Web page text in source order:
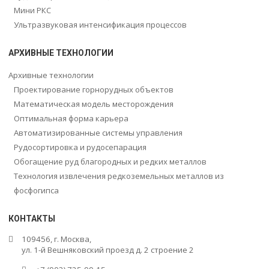
Мини РКС
Ультразвуковая интенсификация процессов
АРХИВНЫЕ ТЕХНОЛОГИИ
Архивные технологии
Проектирование горнорудных объектов
Математическая модель месторождения
Оптимальная форма карьера
Автоматизированные системы управления
Рудосортировка и рудосепарация
Обогащение руд благородных и редких металлов
Технология извлечения редкоземельных металлов из
фосфогипса
КОНТАКТЫ
109456, г. Москва,
ул. 1-й Вешняковский проезд д. 2 строение 2